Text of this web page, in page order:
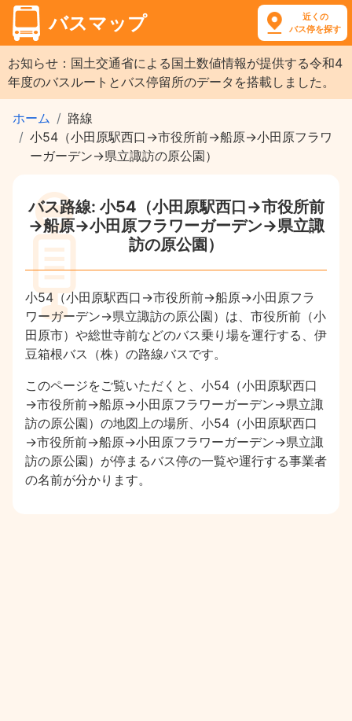
バスマップ
近くの
バス停を探す
お知らせ：国土交通省による国土数値情報が提供する令和4
年度のバスルートとバス停留所のデータを搭載しました。
ホーム
路線
小54（小田原駅西口→市役所前→船原→小田原フラワ
ーガーデン→県立諏訪の原公園）
バス路線: 小54（小田原駅西口→市役所前
→船原→小田原フラワーガーデン→県立諏
訪の原公園）
小54（小田原駅西口→市役所前→船原→小田原フラ
ワーガーデン→県立諏訪の原公園）は、市役所前（小
田原市）や総世寺前などのバス乗り場を運行する、伊
豆箱根バス（株）の路線バスです。
このページをご覧いただくと、小54（小田原駅西口
→市役所前→船原→小田原フラワーガーデン→県立諏
訪の原公園）の地図上の場所、小54（小田原駅西口
→市役所前→船原→小田原フラワーガーデン→県立諏
訪の原公園）が停まるバス停の一覧や運行する事業者
の名前が分かります。